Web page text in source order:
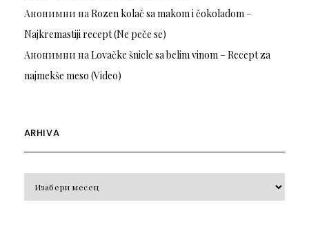
Анонимни на Rozen kolač sa makom i čokoladom –
Najkremastiji recept (Ne peče se)
Анонимни на Lovačke šnicle sa belim vinom – Recept za
najmekše meso (Video)
ARHIVA